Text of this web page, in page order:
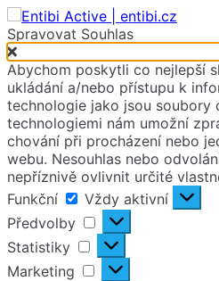
Spravovat Souhlas
Abychom poskytli co nejlepší
ukládání a/nebo přístupu k
technologie jako jsou soubory
technologiemi nám umožní
chování při procházení nebo
webu. Nesouhlas nebo
nepříznivě ovlivnit určité
Funkční
Funkční
Vždy aktivní
Předvolby
Předvolby
Statistiky
Statistiky
Marketing
Marketing